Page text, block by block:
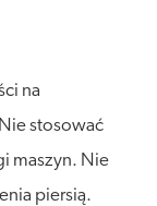
na
stosować
maszyn. Nie
piersią.